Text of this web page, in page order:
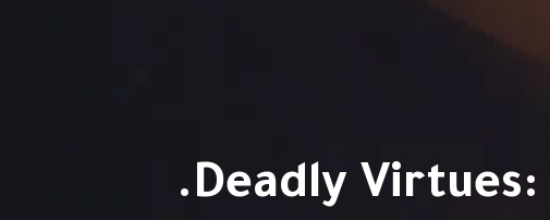
فيلم Deadly Virtues: Love. Honour. Obey.